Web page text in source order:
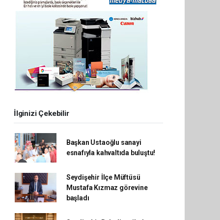
İlginizi Çekebilir
Başkan Ustaoğlu sanayi
esnafıyla kahvaltıda buluştu!
Seydişehir İlçe Müftüsü
Mustafa Kızmaz görevine
başladı